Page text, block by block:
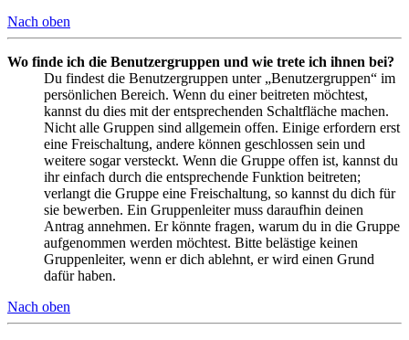
Nach oben
Wo finde ich die Benutzergruppen und wie trete ich ihnen bei?
Du findest die Benutzergruppen unter „Benutzergruppen“ im
persönlichen Bereich. Wenn du einer beitreten möchtest,
kannst du dies mit der entsprechenden Schaltfläche machen.
Nicht alle Gruppen sind allgemein offen. Einige erfordern erst
eine Freischaltung, andere können geschlossen sein und
weitere sogar versteckt. Wenn die Gruppe offen ist, kannst du
ihr einfach durch die entsprechende Funktion beitreten;
verlangt die Gruppe eine Freischaltung, so kannst du dich für
sie bewerben. Ein Gruppenleiter muss daraufhin deinen
Antrag annehmen. Er könnte fragen, warum du in die Gruppe
aufgenommen werden möchtest. Bitte belästige keinen
Gruppenleiter, wenn er dich ablehnt, er wird einen Grund
dafür haben.
Nach oben